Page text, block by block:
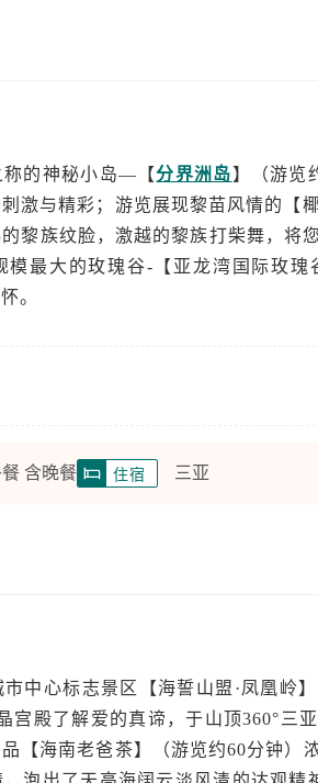
称的神秘小岛—【分界洲岛】（游览
激与精彩；游览展现黎苗风情的【
黎族纹脸，激越的黎族打柴舞，将
模最大的玫瑰谷-【亚龙湾国际玫瑰
。
含晚餐 住宿 三亚
中心标志景区【海誓山盟·凤凰岭
宫殿了解爱的真谛，于山顶360°三
【海南老爸茶】（游览约60分钟）